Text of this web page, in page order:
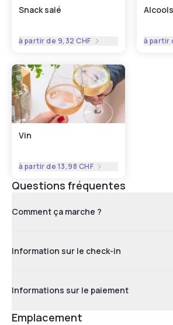
Snack salé
à partir de 9,32 CHF à partir
Vin
à partir de 13,98 CHF
Questions fréquentes
Comment ça marche ?
Information sur le check-in
Informations sur le paiement
Emplacement